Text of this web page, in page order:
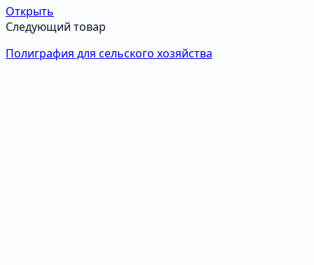
Открыть
Следующий товар
Полиграфия для сельского хозяйства